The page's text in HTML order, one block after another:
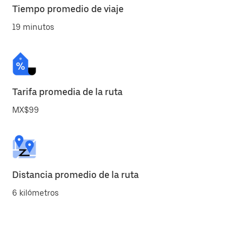
Tiempo promedio de viaje
19 minutos
Tarifa promedia de la ruta
MX$99
Distancia promedio de la ruta
6 kilómetros